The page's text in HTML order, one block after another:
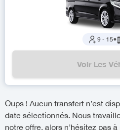
9 - 15●
Voir Les
Oups ! Aucun transfert n’est
date sélectionnés. Nous
notre offre, alors n’hésitez pas